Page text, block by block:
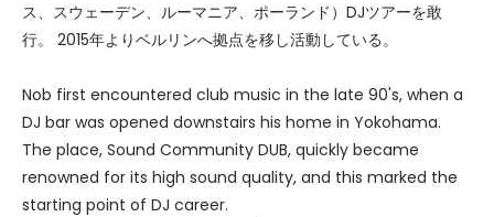
ス、スウェーデン、ルーマニア、ポーランド）DJツアーを敢
行。 2015年よりベルリンへ拠点を移し活動している。
Nob first encountered club music in the late 90's, when a
DJ bar was opened downstairs his home in Yokohama.
The place, Sound Community DUB, quickly became
renowned for its high sound quality, and this marked the
starting point of DJ career.